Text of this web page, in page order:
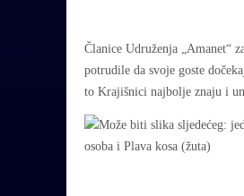
Članice Udruženja „Amanet“
potrudile da svoje goste
to Krajišnici najbolje znaju i